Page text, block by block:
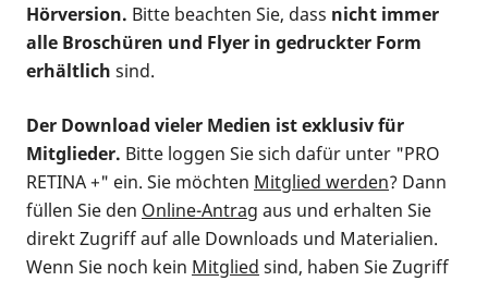
Hörversion. Bitte beachten Sie, dass nicht immer
alle Broschüren und Flyer in gedruckter Form
erhältlich sind.
Der Download vieler Medien ist exklusiv für
Mitglieder. Bitte loggen Sie sich dafür unter "PRO
RETINA +" ein. Sie möchten Mitglied werden? Dann
füllen Sie den Online-Antrag aus und erhalten Sie
direkt Zugriff auf alle Downloads und Materialien.
Wenn Sie noch kein Mitglied sind, haben Sie Zugriff